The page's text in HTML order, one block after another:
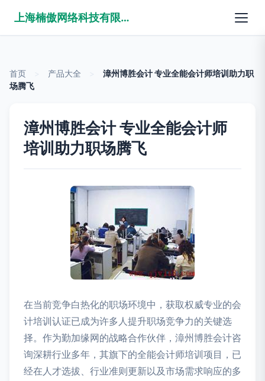
上海楠傲网络科技有限公司
首页 产品大全
漳州博胜会计 专业全能会计师培训助力职
场腾飞
漳州博胜会计 专业全能会计师
培训助力职场腾飞
在当前竞争白热化的职场环境中，获取权威专业的会
计培训认证已成为许多人提升职场竞争力的关键选
择。作为勤加缘网的战略合作伙伴，漳州博胜会计咨
询深耕行业多年，其旗下的全能会计师培训项目，已
经在人才选拔、行业准则更新以及市场需求响应的多